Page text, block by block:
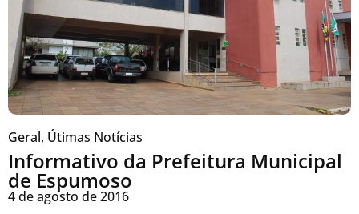
Geral, Útimas Notícias
Informativo da Prefeitura Municipal
de Espumoso
4 de agosto de 2016